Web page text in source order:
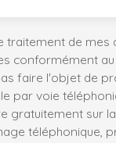
traitement de mes
conformément au
faire l'objet de
par voie
gratuitement sur
téléphonique,